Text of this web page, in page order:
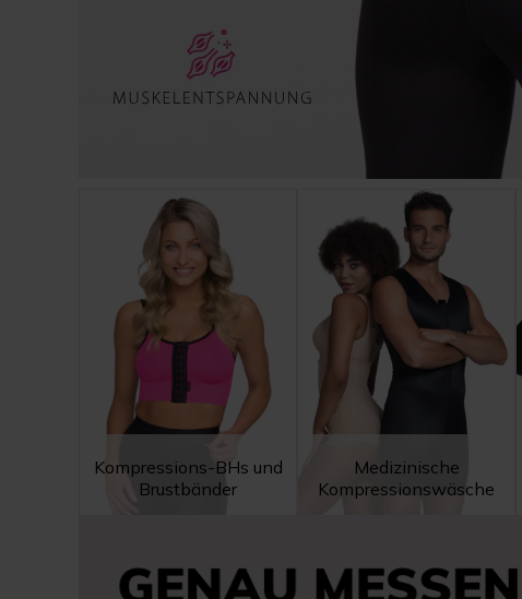
Kompressions-BHs und
Brustbänder
Medizinische
Kompressionswäsche